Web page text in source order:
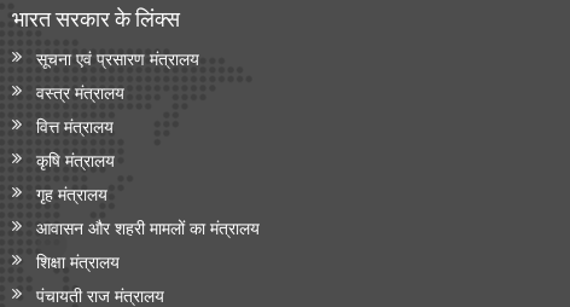
भारत सरकार के लिंक्‍स
सूचना एवं प्रसारण मंत्रालय
वस्त्र मंत्रालय
वित्त मंत्रालय
कृषि मंत्रालय
गृह मंत्रालय
आवासन और शहरी मामलों का मंत्रालय
शिक्षा मंत्रालय
पंचायती राज मंत्रालय